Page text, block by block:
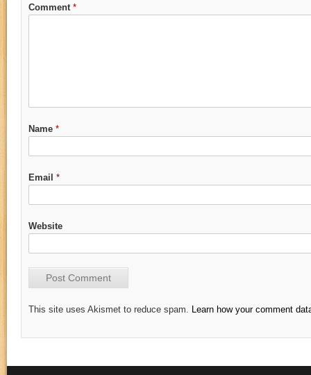
Comment *
Name *
Email *
Website
This site uses Akismet to reduce spam. Learn how your comment